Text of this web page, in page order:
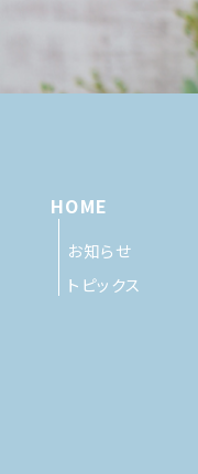
HOME
お知らせ
トピックス